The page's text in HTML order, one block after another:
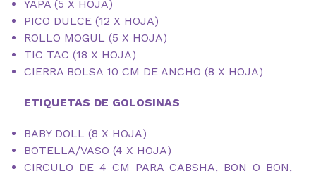
YAPA (5 X HOJA)
PICO DULCE (12 X HOJA)
ROLLO MOGUL (5 X HOJA)
TIC TAC (18 X HOJA)
CIERRA BOLSA 10 CM DE ANCHO (8 X HOJA)
ETIQUETAS DE GOLOSINAS
BABY DOLL (8 X HOJA)
BOTELLA/VASO (4 X HOJA)
CIRCULO DE 4 CM PARA CABSHA, BON O BON,